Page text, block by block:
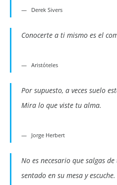
Derek Sivers
Conocerte a ti mismo es el
Aristóteles
Por supuesto, a veces suelo
Mira lo que viste tu alma.
Jorge Herbert
No es necesario que salgas
sentado en su mesa y